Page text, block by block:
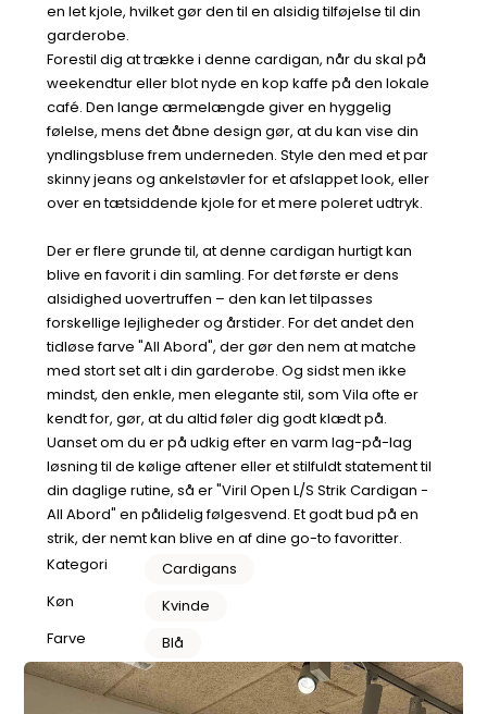
en let kjole, hvilket gør den til en alsidig tilføjelse til din
garderobe.
Forestil dig at trække i denne cardigan, når du skal på
weekendtur eller blot nyde en kop kaffe på den lokale
café. Den lange ærmelængde giver en hyggelig
følelse, mens det åbne design gør, at du kan vise din
yndlingsbluse frem underneden. Style den med et par
skinny jeans og ankelstøvler for et afslappet look, eller
over en tætsiddende kjole for et mere poleret udtryk.
Der er flere grunde til, at denne cardigan hurtigt kan
blive en favorit i din samling. For det første er dens
alsidighed uovertruffen – den kan let tilpasses
forskellige lejligheder og årstider. For det andet den
tidløse farve "All Abord", der gør den nem at matche
med stort set alt i din garderobe. Og sidst men ikke
mindst, den enkle, men elegante stil, som Vila ofte er
kendt for, gør, at du altid føler dig godt klædt på.
Uanset om du er på udkig efter en varm lag-på-lag
løsning til de kølige aftener eller et stilfuldt statement til
din daglige rutine, så er "Viril Open L/S Strik Cardigan -
All Abord" en pålidelig følgesvend. Et godt bud på en
strik, der nemt kan blive en af dine go-to favoritter.
Kategori
Cardigans
Køn
Kvinde
Farve
Blå